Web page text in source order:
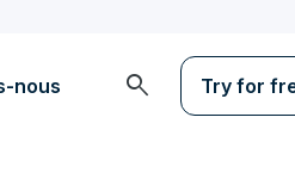
nous search Try for